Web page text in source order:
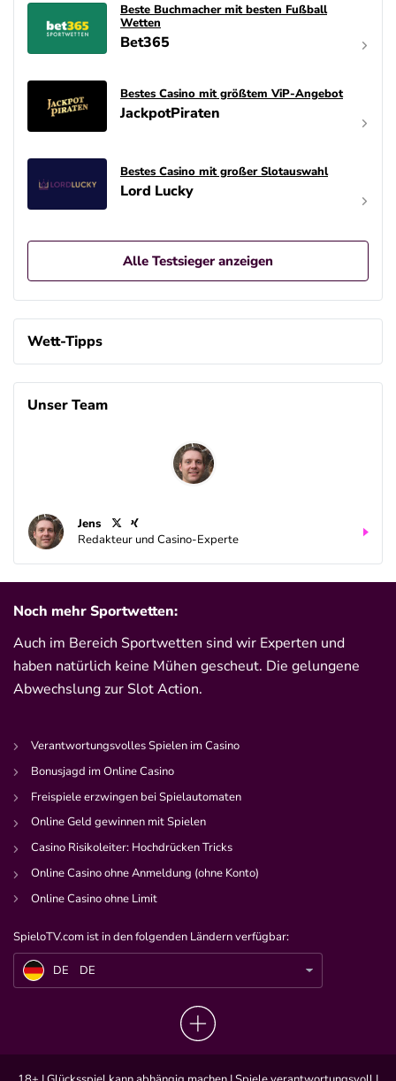
Beste Buchmacher mit besten Fußball
Wetten
Bet365
Bestes Casino mit größtem ViP-Angebot
JackpotPiraten
Bestes Casino mit großer Slotauswahl
Lord Lucky
Alle Testsieger anzeigen
Wett-Tipps
Unser Team
Jens
Redakteur und Casino-Experte
Noch mehr Sportwetten:
Auch im Bereich Sportwetten sind wir Experten und
haben natürlich keine Mühen gescheut. Die gelungene
Abwechslung zur Slot Action.
Verantwortungsvolles Spielen im Casino
Bonusjagd im Online Casino
Freispiele erzwingen bei Spielautomaten
Online Geld gewinnen mit Spielen
Casino Risikoleiter: Hochdrücken Tricks
Online Casino ohne Anmeldung (ohne Konto)
Online Casino ohne Limit
SpieloTV.com ist in den folgenden Ländern verfügbar:
DE
DE